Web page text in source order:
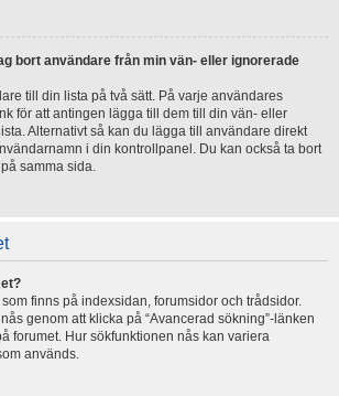
bort användare från min vän- eller ignorerade
till din lista på två sätt. På varje användares
för att antingen lägga till dem till din vän- eller
Alternativt så kan du lägga till användare direkt
i din kontrollpanel. Du kan också ta bort
samma sida.
finns på indexsidan, forumsidor och trådsidor.
genom att klicka på “Avancerad sökning”-länken
forumet. Hur sökfunktionen nås kan variera
används.